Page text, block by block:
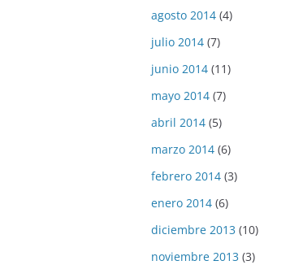
agosto 2014 (4)
julio 2014 (7)
junio 2014 (11)
mayo 2014 (7)
abril 2014 (5)
marzo 2014 (6)
febrero 2014 (3)
enero 2014 (6)
diciembre 2013 (10)
noviembre 2013 (3)